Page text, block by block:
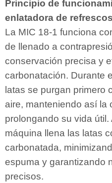
Principio de
enlatadora de refrescos
La MIC 18-1 funciona
de llenado a
conservación precisa y
carbonatación. Durante
latas se purgan primero
aire, manteniendo así la
prolongando su vida útil.
máquina llena las latas
carbonatada,
espuma y garantizando
precisos.